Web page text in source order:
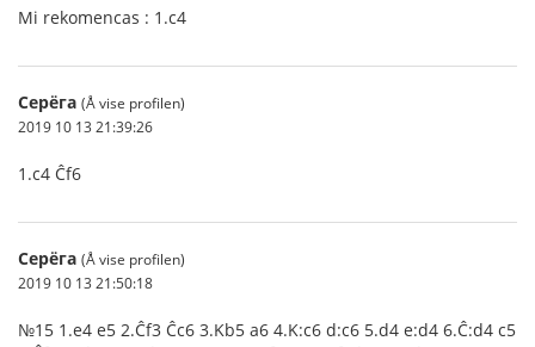
Mi rekomencas : 1.c4
Серёга (Å vise profilen)
2019 10 13 21:39:26
1.c4 Ĉf6
Серёга (Å vise profilen)
2019 10 13 21:50:18
№15 1.e4 e5 2.Ĉf3 Ĉc6 3.Kb5 a6 4.K:c6 d:c6 5.d4 e:d4 6.Ĉ:d4 c5